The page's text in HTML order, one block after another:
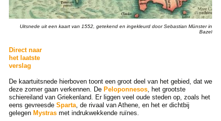
Uitsnede uit een kaart van 1552, getekend en ingekleurd door Sebastian Münster in
Bazel
Direct naar
het laatste
verslag
De kaartuitsnede hierboven toont een groot deel van het gebied, dat we
deze zomer gaan verkennen. De Peloponnesos, het grootste
schiereiland van Griekenland. Er liggen veel oude steden op, zoals het
eens gevreesde Sparta, de rivaal van Athene, en het er dichtbij
gelegenMystrasmet indrukwekkende ruïnes.